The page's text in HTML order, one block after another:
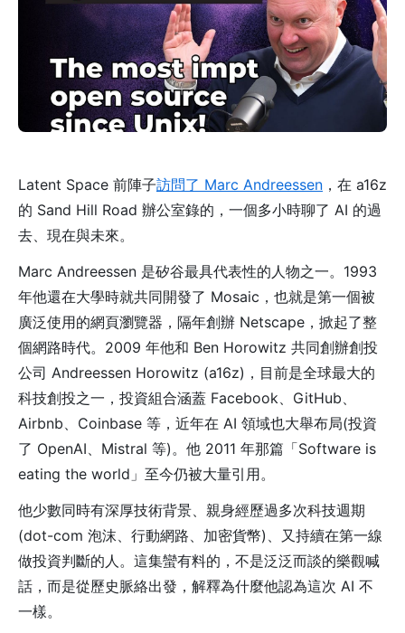
Latent Space 前陣子訪問了 Marc Andreessen ，在 a16z
的 Sand Hill Road 辦公室錄的，一個多小時聊了 AI 的過
去、現在與未來。
Marc Andreessen 是矽谷最具代表性的人物之一。1993
年他還在大學時就共同開發了 Mosaic，也就是第一個被
廣泛使用的網頁瀏覽器，隔年創辦 Netscape，掀起了整
個網路時代。2009 年他和 Ben Horowitz 共同創辦創投
公司 Andreessen Horowitz (a16z)，目前是全球最大的
科技創投之一，投資組合涵蓋 Facebook、GitHub、
Airbnb、Coinbase 等，近年在 AI 領域也大舉布局(投資
了 OpenAI、Mistral 等)。他 2011 年那篇「Software is
eating the world」至今仍被大量引用。
他少數同時有深厚技術背景、親身經歷過多次科技週期
(dot-com 泡沫、行動網路、加密貨幣)、又持續在第一線
做投資判斷的人。這集蠻有料的，不是泛泛而談的樂觀喊
話，而是從歷史脈絡出發，解釋為什麼他認為這次 AI 不
一樣。